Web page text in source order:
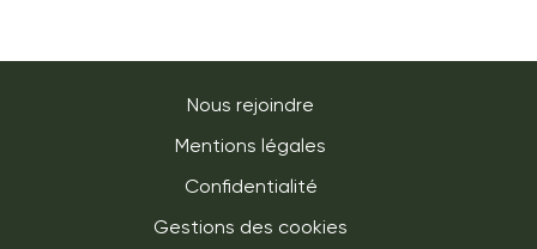
Nous rejoindre
Mentions légales
Confidentialité
Gestions des cookies